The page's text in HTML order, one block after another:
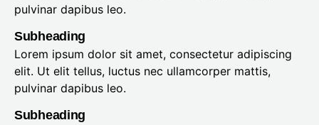
pulvinar dapibus leo.
Subheading
Lorem ipsum dolor sit amet, consectetur adipiscing
elit. Ut elit tellus, luctus nec ullamcorper mattis,
pulvinar dapibus leo.
Subheading